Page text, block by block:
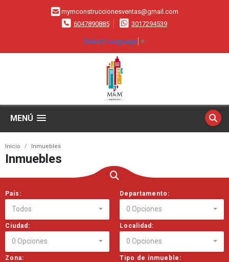
mymconstruccionesventas@gmail.com
6047890885
3017294539
Select Language ▼
MENÚ
Inicio Inmuebles
Inmuebles
País:
Todos
Departamento:
0 Opciones
Ciudad:
0 Opciones
Localidad:
0 Opciones
Zona: Tipo de inmueble: